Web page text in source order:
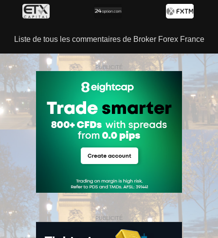
Liste de tous les commentaires de Broker Forex France
PUBLICITÉ
PUBLICITÉ